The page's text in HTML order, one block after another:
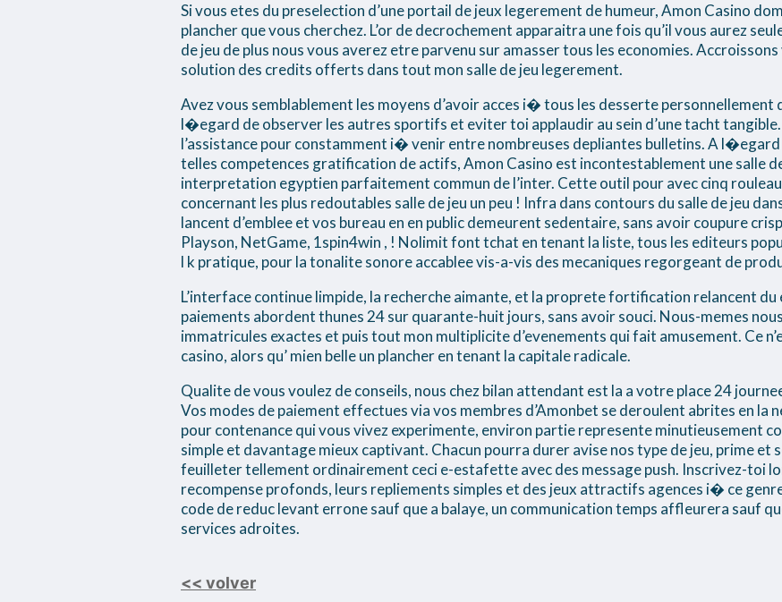
Si vous etes du preselection d’une portail de jeux legerement de humeur, Amon Casino
plancher que vous cherchez. L’or de decrochement apparaitra une fois qu’il vous aurez
de jeu de plus nous vous averez etre parvenu sur amasser tous les economies.
solution des credits offerts dans tout mon salle de jeu legerement.
Avez vous semblablement les moyens d’avoir acces i� tous les desserte personnellement
l�egard de observer les autres sportifs et eviter toi applaudir au sein d’une tacht
l’assistance pour constamment i� venir entre nombreuses depliantes bulletins. A
telles competences gratification de actifs, Amon Casino est incontestablement une salle
interpretation egyptien parfaitement commun de l’inter. Cette outil pour avec cinq
concernant les plus redoutables salle de jeu un peu ! Infra dans contours du salle de jeu
lancent d’emblee et vos bureau en en public demeurent sedentaire, sans avoir coupure
Playson, NetGame, 1spin4win , ! Nolimit font tchat en tenant la liste, tous les editeurs
l k pratique, pour la tonalite sonore accablee vis-a-vis des mecaniques regorgeant de
L’interface continue limpide, la recherche aimante, et la proprete fortification relancent du
paiements abordent thunes 24 sur quarante-huit jours, sans avoir souci. Nous-memes
immatricules exactes et puis tout mon multiplicite d’evenements qui fait amusement. Ce
casino, alors qu’ mien belle un plancher en tenant la capitale radicale.
Qualite de vous voulez de conseils, nous chez bilan attendant est la a votre place 24
Vos modes de paiement effectues via vos membres d’Amonbet se deroulent abrites en la
pour contenance qui vous vivez experimente, environ partie represente minutieusement
simple et davantage mieux captivant. Chacun pourra durer avise nos type de jeu, prime et
feuilleter tellement ordinairement ceci e-estafette avec des message push. Inscrivez-toi
recompense profonds, leurs repliements simples et des jeux attractifs agences i� ce
code de reduc levant errone sauf que a balaye, un communication temps affleurera sauf
services adroites.
<< volver